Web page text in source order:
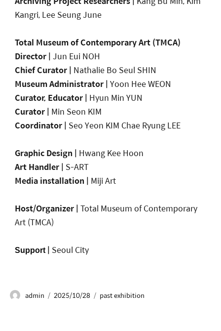
Kangri, Lee Seung June
Total Museum of Contemporary Art (TMCA)
Director |Jun Eui NOH
Chief Curator | Nathalie Bo Seul SHIN
Museum Administrator | Yoon Hee WEON
Curator, Educator | Hyun Min YUN
Curator | Min Seon KIM
Coordinator | Seo Yeon KIM Chae Ryung LEE
Graphic Design | Hwang Kee Hoon
Art Handler | S-ART
Media installation | Miji Art
Host/Organizer | Total Museum of Contemporary
Art (TMCA)
Support| Seoul City
admin 2025/10/28 past exhibition